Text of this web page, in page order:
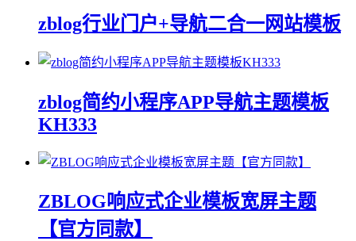
zblog行业门户+导航二合一网站模板
zblog简约小程序APP导航主题模板
KH333
ZBLOG响应式企业模板宽屏主题
【官方同款】